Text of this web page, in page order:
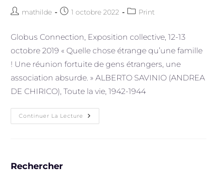
Auteur/autrice
publication :
mathilde
Publication
1 octobre 2022
PostPrint
Globus Connection, Exposition collective, 12-13
octobre 2019 « Quelle chose étrange qu’une famille
! Une réunion fortuite de gens étrangers, une
association absurde. » ALBERTO SAVINIO (ANDREA
DE CHIRICO), Toute la vie, 1942-1944
Continuer La Lecture Globus
Connection
Rechercher